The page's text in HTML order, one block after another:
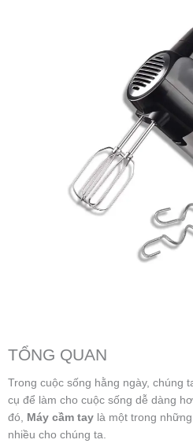
TỔNG QUAN
Trong cuộc sống hằng ngày, chúng
cụ để làm cho cuộc sống dễ dàng
đó, Máy cầm tay là một trong
nhiều cho chúng ta.